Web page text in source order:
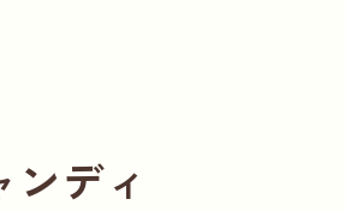
ディ